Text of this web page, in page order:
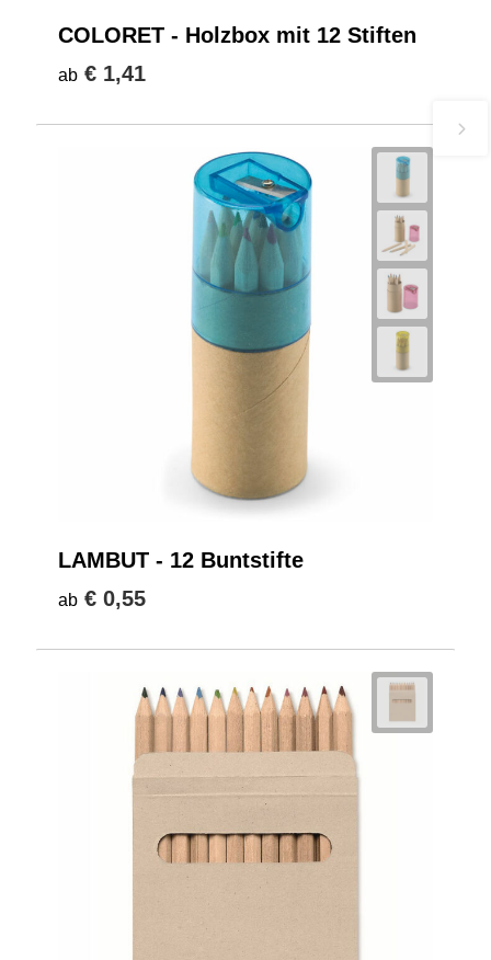
COLORET - Holzbox mit 12 Stiften
ab € 1,41
LAMBUT - 12 Buntstifte
ab € 0,55